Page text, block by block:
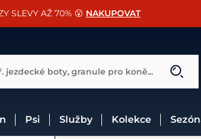
na vše od Cassini! CHCI SLEVU
SLEVY AŽ 70% 😮 NAKUPOVAT
k vybraným sedlům ZDARMA 🐴
jezdecké boty, granule pro koně...
Psi Služby Kolekce